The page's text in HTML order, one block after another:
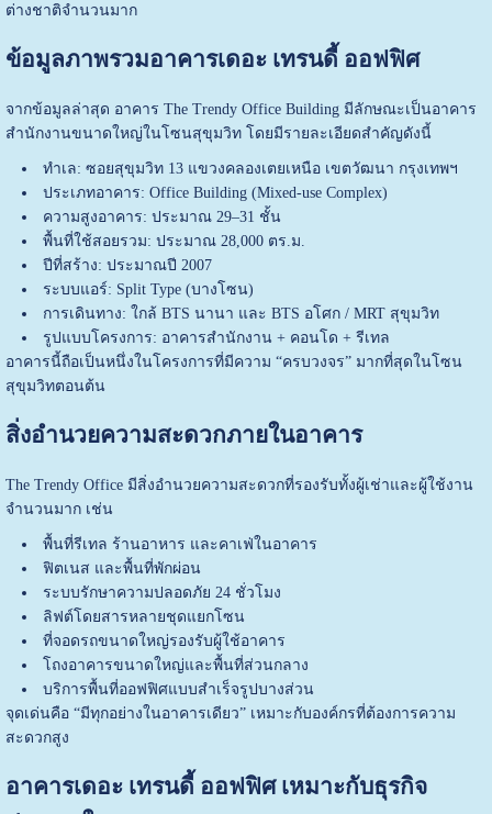
ต่างชาติจำนวนมาก
ข้อมูลภาพรวมอาคารเดอะ เทรนดี้ ออฟฟิศ
จากข้อมูลล่าสุด อาคาร The Trendy Office Building มีลักษณะเป็นอาคาร
สำนักงานขนาดใหญ่ในโซนสุขุมวิท โดยมีรายละเอียดสำคัญดังนี้
ทำเล: ซอยสุขุมวิท 13 แขวงคลองเตยเหนือ เขตวัฒนา กรุงเทพฯ
ประเภทอาคาร: Office Building (Mixed-use Complex)
ความสูงอาคาร: ประมาณ 29–31 ชั้น
พื้นที่ใช้สอยรวม: ประมาณ 28,000 ตร.ม.
ปีที่สร้าง: ประมาณปี 2007
ระบบแอร์: Split Type (บางโซน)
การเดินทาง: ใกล้ BTS นานา และ BTS อโศก / MRT สุขุมวิท
รูปแบบโครงการ: อาคารสำนักงาน + คอนโด + รีเทล
อาคารนี้ถือเป็นหนึ่งในโครงการที่มีความ “ครบวงจร” มากที่สุดในโซน
สุขุมวิทตอนต้น
สิ่งอำนวยความสะดวกภายในอาคาร
The Trendy Office มีสิ่งอำนวยความสะดวกที่รองรับทั้งผู้เช่าและผู้ใช้งาน
จำนวนมาก เช่น
พื้นที่รีเทล ร้านอาหาร และคาเฟ่ในอาคาร
ฟิตเนส และพื้นที่พักผ่อน
ระบบรักษาความปลอดภัย 24 ชั่วโมง
ลิฟต์โดยสารหลายชุดแยกโซน
ที่จอดรถขนาดใหญ่รองรับผู้ใช้อาคาร
โถงอาคารขนาดใหญ่และพื้นที่ส่วนกลาง
บริการพื้นที่ออฟฟิศแบบสำเร็จรูปบางส่วน
จุดเด่นคือ “มีทุกอย่างในอาคารเดียว” เหมาะกับองค์กรที่ต้องการความ
สะดวกสูง
อาคารเดอะ เทรนดี้ ออฟฟิศ เหมาะกับธุรกิจ